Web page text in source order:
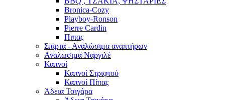
Bronica-Cozy
Playboy-Ronson
Pierre Cardin
Πιπας
Σπίρτα - Αναλώσιμα αναπτήρων
Αναλώσιμα Ναργιλέ
Καπνοί
Καπνοί Στριφτού
Καπνοί Πίπας
Άδεια Τσιγάρα